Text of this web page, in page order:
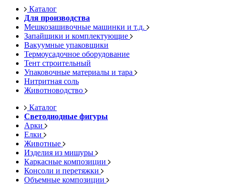
Каталог
Для производства
Мешкозашивочные машинки и т.д.
Запайщики и комплектующие
Вакуумные упаковщики
Термоусадочное оборудование
Тент строительный
Упаковочные материалы и тара
Нитритная соль
Животноводство
Каталог
Светодиодные фигуры
Арки
Елки
Животные
Изделия из мишуры
Каркасные композиции
Консоли и перетяжки
Объемные композиции